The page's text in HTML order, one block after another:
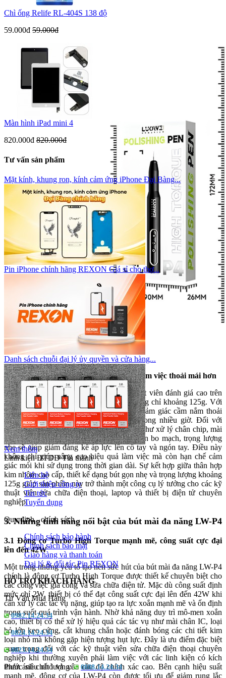
2.3 Trọng lượng nhẹ khoảng 125g giúp làm việc thoải mái hơn
Một trong những điểm được nhiều kỹ thuật viên đánh giá cao trên
bút mài đa năng LW-P4 chính là trọng lượng chỉ khoảng 125g. Với
thiết kế nhẹ và cân đối, thiết bị mang lại cảm giác cầm nắm thoải
mái ngay cả khi phải làm việc liên tục trong nhiều giờ. Đối với
những công việc yêu cầu sự tập trung cao như xử lý chân chip, mài
IC hoặc chỉnh sửa các chi tiết siêu nhỏ trên bo mạch, trọng lượng
nhẹ sẽ giúp giảm đáng kể áp lực lên cổ tay và ngón tay. Điều này
không chỉ giúp nâng cao hiệu quả làm việc mà còn hạn chế cảm
giác mỏi khi sử dụng trong thời gian dài. Sự kết hợp giữa thân hợp
kim nhôm cao cấp, thiết kế dạng bút gọn nhẹ và trọng lượng khoảng
125g giúp sản phẩm này trở thành một công cụ lý tưởng cho các kỹ
thuật viên sửa chữa điện thoại, laptop và thiết bị điện tử chuyên
nghiệp.
3. Những tính năng nổi bật của bút mài đa năng LW-P4
3.1 Động cơ Turbo High Torque mạnh mẽ, công suất cực đại
lên đến 42W
Một trong những yếu tố tạo nên sức hút của bút mài đa năng LW-P4
chính là động cơ Turbo High Torque được thiết kế chuyên biệt cho
các công việc gia công và sửa chữa điện tử. Mặc dù công suất định
mức chỉ 2W, thiết bị có thể đạt công suất cực đại lên đến 42W khi
cần xử lý các tác vụ nặng, giúp tạo ra lực xoắn mạnh mẽ và ổn định
trong suốt quá trình vận hành. Nhờ khả năng duy trì mô-men xoắn
cao, thiết bị có thể xử lý hiệu quả các tác vụ như mài chân IC, loại
bỏ lớp keo cứng, cắt khung chắn hoặc đánh bóng các chi tiết kim
loại nhỏ mà không gặp hiện tượng hụt lực. Đây là ưu điểm đặc biệt
quan trọng đối với các kỹ thuật viên sửa chữa điện thoại chuyên
nghiệp khi thường xuyên phải làm việc với các linh kiện có kích
thước siêu nhỏ và yêu cầu độ chính xác cao. Bên cạnh hiệu suất
mạnh mẽ, động cơ của LW-P4 còn được tối ưu để giảm rung lắc
Chì ống Relife RL-404S 138 độ
59.000đ 59.000đ
Màn hình iPad mini 4
820.000đ 820.000đ
Tư vấn sản phẩm
Mặt kính, khung ron, kính cảm ứng iPhone Đại Bàng...
Pin iPhone chính hãng REXON Giá sỉ cho thợ...
Danh sách chuỗi đại lý ủy quyền và cửa hàng...
Xem thêm
Linh kiện ĐTDĐ Tín thành
Liên hệ
Giới thiệu công ty
Tin tức
Tuyển dụng
Quy định - chính sách
Chính sách bảo hành
Chính sách bảo mật
Giao hàng và thanh toán
Đại lý & đối tác Pin REXON
HỖ TRỢ KHÁCH HÀNG
Tư Vấn Mua Hàng
0982.14.24.34
0824.14.24.34
0823.14.24.34
Phản ánh chất lượng: 0888.14.24.34